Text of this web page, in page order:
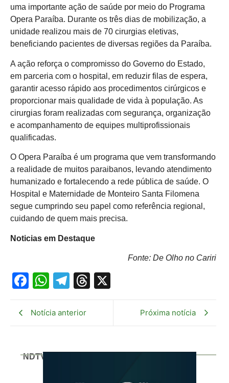
uma importante ação de saúde por meio do Programa
Opera Paraíba. Durante os três dias de mobilização, a
unidade realizou mais de 70 cirurgias eletivas,
beneficiando pacientes de diversas regiões da Paraíba.
A ação reforça o compromisso do Governo do Estado,
em parceria com o hospital, em reduzir filas de espera,
garantir acesso rápido aos procedimentos cirúrgicos e
proporcionar mais qualidade de vida à população. As
cirurgias foram realizadas com segurança, organização
e acompanhamento de equipes multiprofissionais
qualificadas.
O Opera Paraíba é um programa que vem transformando
a realidade de muitos paraibanos, levando atendimento
humanizado e fortalecendo a rede pública de saúde. O
Hospital e Maternidade de Monteiro Santa Filomena
segue cumprindo seu papel como referência regional,
cuidando de quem mais precisa.
Noticias em Destaque
Fonte: De Olho no Cariri
Facebook
WhatsApp
Telegram
Threads
Notícia anterior Próxima notícia
NDTV